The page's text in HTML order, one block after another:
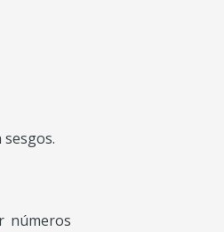
números